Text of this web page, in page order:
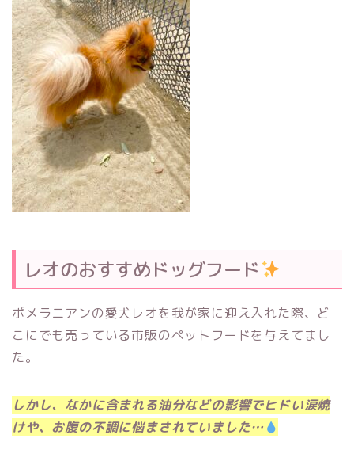
レオのおすすめドッグフード
ポメラニアンの愛犬レオを我が家に迎え入れた際、ど
こにでも売っている市販のペットフードを与えてまし
た。
しかし、 なかに含まれる油分などの影響でヒドい涙焼
けや、お腹の不調に悩まされていました…